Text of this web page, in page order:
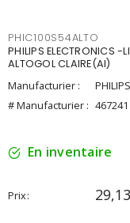
PHIC100S54ALTO
PHILIPS ELECTRONICS -
ALTOGOL CLAIRE(AI)
Manufacturier :
# Manufacturier : 467241
En inventaire
Prix